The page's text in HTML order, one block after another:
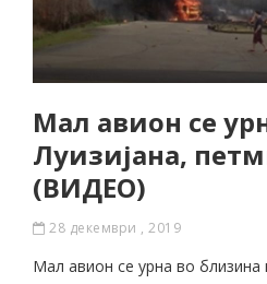
Мал авион се
Луизијана,
(ВИДЕО)
28 декември , 2019
Мал авион се урна во близина